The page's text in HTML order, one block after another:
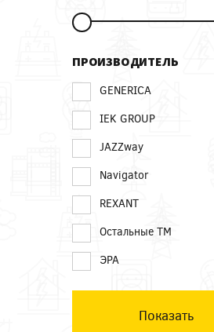
ПРОИЗВОДИТЕЛЬ
GENERICA
IEK GROUP
JAZZway
Navigator
REXANT
Остальные ТМ
ЭРА